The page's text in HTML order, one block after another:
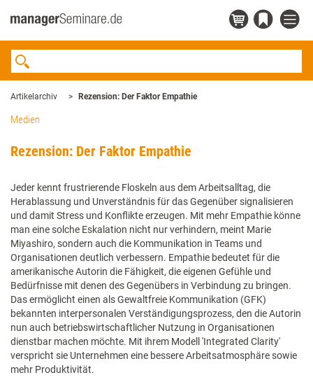
Artikelarchiv Rezension: Der Faktor Empathie
Medien
Rezension: Der Faktor Empathie
Jeder kennt frustrierende Floskeln aus dem Arbeitsalltag, die
Herablassung und Unverständnis für das Gegenüber signalisieren
und damit Stress und Konflikte erzeugen. Mit mehr Empathie könne
man eine solche Eskalation nicht nur verhindern, meint Marie
Miyashiro, sondern auch die Kommunikation in Teams und
Organisationen deutlich verbessern. Empathie bedeutet für die
amerikanische Autorin die Fähigkeit, die eigenen Gefühle und
Bedürfnisse mit denen des Gegenübers in Verbindung zu bringen.
Das ermöglicht einen als Gewaltfreie Kommunikation (GFK)
bekannten interpersonalen Verständigungsprozess, den die Autorin
nun auch betriebswirtschaftlicher Nutzung in Organisationen
dienstbar machen möchte. Mit ihrem Modell 'Integrated Clarity'
verspricht sie Unternehmen eine bessere Arbeitsatmosphäre sowie
mehr Produktivität.